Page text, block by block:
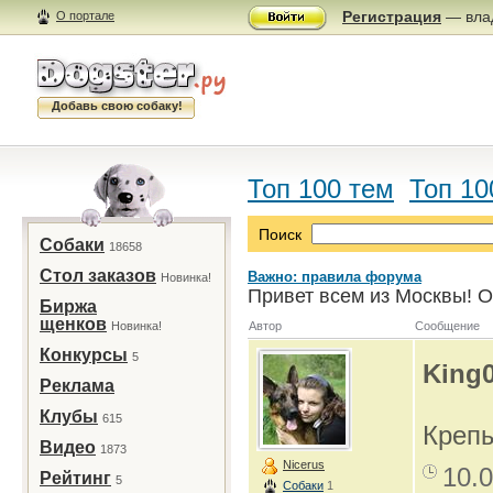
О портале Регистрация —
Добавь свою собаку!
Собаки 18658
Стол заказов Новинка!
Биржа
щенков Новинка!
Конкурсы 5
Реклама
Клубы 615
Видео 1873
Рейтинг 5
Топ 100 тем Топ
Поиск
Важно: правила форума
Привет всем из Москвы!
Автор Сообщение
Nicerus
Собаки 1